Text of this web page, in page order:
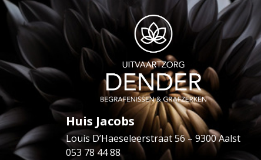
Huis Jacobs
Louis D’Haeseleerstraat 56 – 9300 Aalst
053 78 44 88